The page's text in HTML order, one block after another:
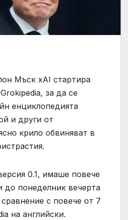
Мъск xAI стартира
за да се
енциклопедията
и други от
крило обвиняват в
0.1, имаше повече
до понеделник вечерта
с повече от 7
на английски.